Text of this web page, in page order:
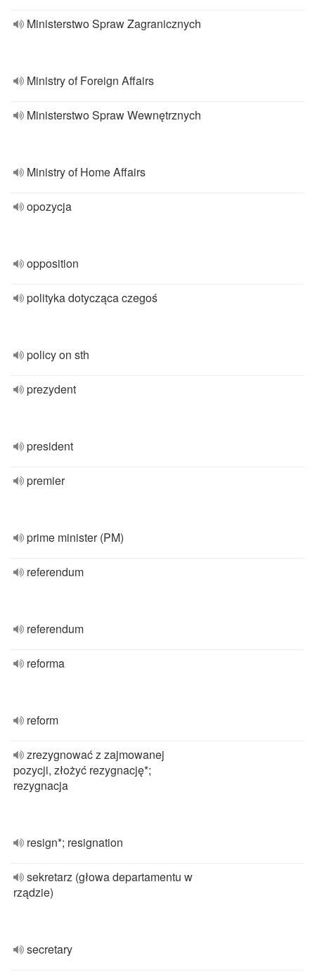
Ministerstwo Spraw Zagranicznych
Ministry of Foreign Affairs
Ministerstwo Spraw Wewnętrznych
Ministry of Home Affairs
opozycja
opposition
polityka dotycząca czegoś
policy on sth
prezydent
president
premier
prime minister (PM)
referendum
referendum
reforma
reform
zrezygnować z zajmowanej
pozycji, złożyć rezygnację*;
rezygnacja
resign*; resignation
sekretarz (głowa departamentu w
rządzie)
secretary